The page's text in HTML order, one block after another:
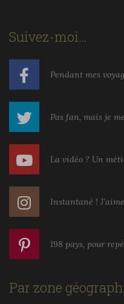
Suivez-moi…
Pendant mes
Pas fan, mais je
La vidéo ? Un
Instantané !
198 pays, pour
Par zone